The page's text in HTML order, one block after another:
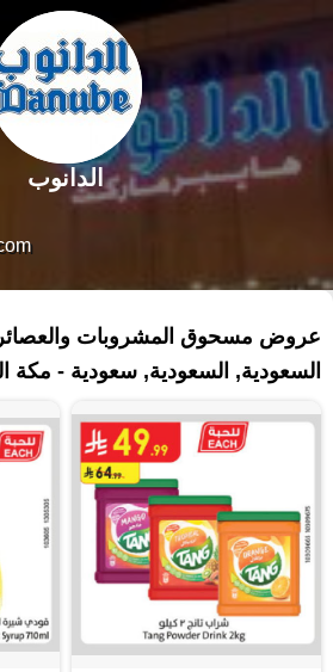
الدانوب
عروض مسحوق المشروبات والعصائر
السعودية, السعودية, سعودية - مكة